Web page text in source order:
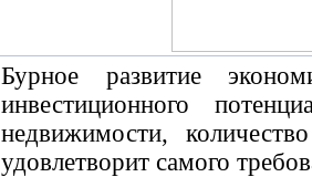
Бурное развитие
инвестиционного
недвижимости,
удовлетворит самого